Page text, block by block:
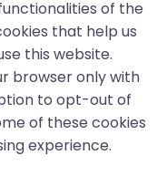
of the
that help us
this website.
browser only with
to opt-out of
of these cookies
experience.